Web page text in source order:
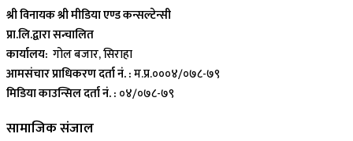
श्री विनायक श्री मीडिया एण्ड कन्सल्टेन्सी
प्रा.लि.द्वारा सन्चालित
कार्यालय: गोल बजार, सिराहा
आमसंचार प्राधिकरण दर्ता नं. :म.प्र.०००४/०७८-७९
मिडिया काउन्सिल दर्ता नं. : ०४/०७८-७९
सामाजिक संजाल